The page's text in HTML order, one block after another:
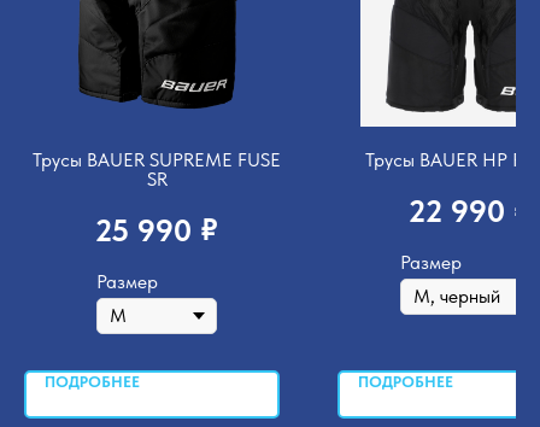
Трусы BAUER SUPREME FUSE
SR
25 990 ₽
Размер
ПОДРОБНЕЕ
Трусы BAUER HP
22 990 ₽
Размер
ПОДРОБНЕЕ